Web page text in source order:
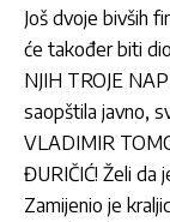
Još dvoje bivših
će također biti
NJIH TROJE
saopštila javno,
VLADIMIR
ĐURIČIĆ! Želi da
Zamijenio je